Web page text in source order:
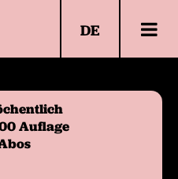
DE
Auflage